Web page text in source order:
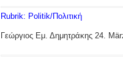
Rubrik: Politik/Πολιτική
Γεώργιος Εμ. Δημητράκης 24.